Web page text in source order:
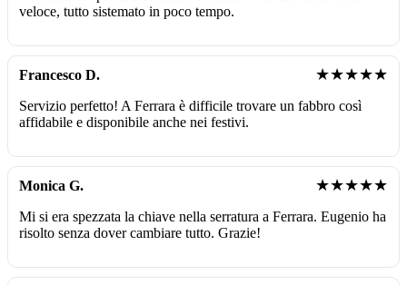
veloce, tutto sistemato in poco tempo.
Francesco D. ★★★★★
Servizio perfetto! A Ferrara è difficile trovare un fabbro così
affidabile e disponibile anche nei festivi.
Monica G. ★★★★★
Mi si era spezzata la chiave nella serratura a Ferrara. Eugenio ha
risolto senza dover cambiare tutto. Grazie!